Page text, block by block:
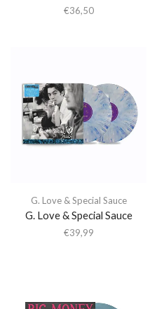
€36,50
G. Love & Special Sauce
G. Love & Special Sauce
€39,99